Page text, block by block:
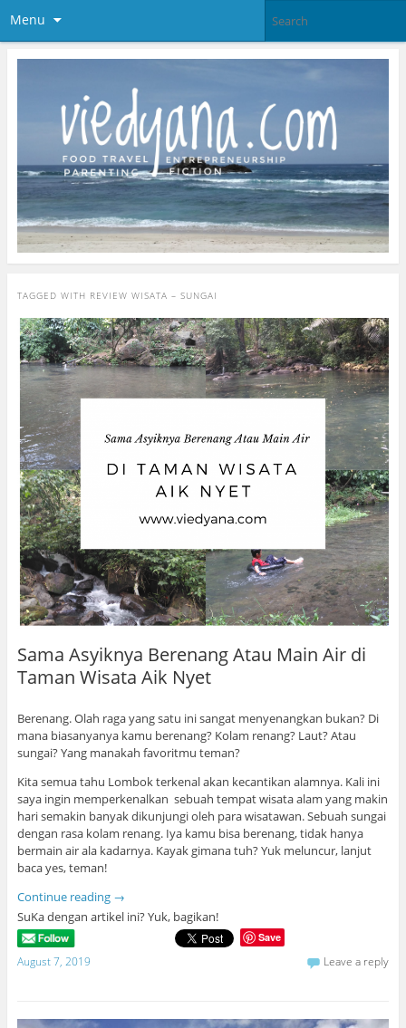
Menu
TAGGED WITH REVIEW WISATA – SUNGAI
Sama Asyiknya Berenang Atau Main Air di
Taman Wisata Aik Nyet
Berenang. Olah raga yang satu ini sangat menyenangkan bukan? Di
mana biasanyanya kamu berenang? Kolam renang? Laut? Atau
sungai? Yang manakah favoritmu teman?
Kita semua tahu Lombok terkenal akan kecantikan alamnya. Kali ini
saya ingin memperkenalkan sebuah tempat wisata alam yang makin
hari semakin banyak dikunjungi oleh para wisatawan. Sebuah sungai
dengan rasa kolam renang. Iya kamu bisa berenang, tidak hanya
bermain air ala kadarnya. Kayak gimana tuh? Yuk meluncur, lanjut
baca yes, teman!
Continue reading →
SuKa dengan artikel ini? Yuk, bagikan!
Save
August 7, 2019 Leave a reply